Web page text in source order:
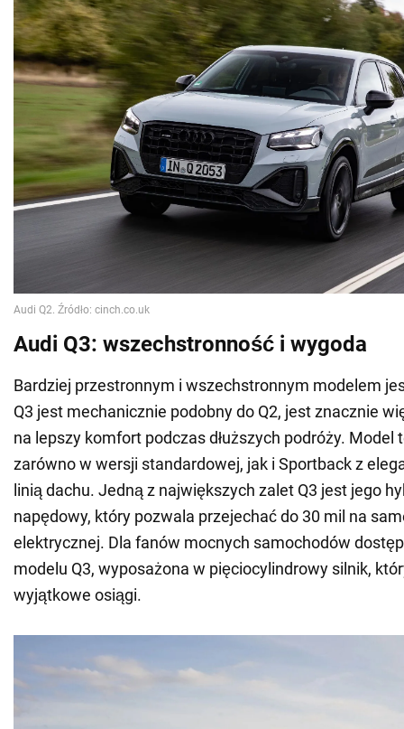
Audi Q3: wszechstronność i wygoda
Bardziej przestronnym i wszechstronnym modelem
Q3 jest mechanicznie podobny do Q2, jest znacznie
na lepszy komfort podczas dłuższych podróży. Model
zarówno w wersji standardowej, jak i Sportback z
linią dachu. Jedną z największych zalet Q3 jest jego
napędowy, który pozwala przejechać do 30 mil na
elektrycznej. Dla fanów mocnych samochodów
modelu Q3, wyposażona w pięciocylindrowy silnik,
wyjątkowe osiągi.